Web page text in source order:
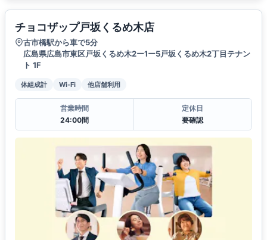
チョコザップ戸坂くるめ木店
古市橋駅から車で5分
広島県広島市東区戸坂くるめ木2ー1ー5戸坂くるめ木2丁目テナン
ト 1F
体組成計 Wi-Fi 他店舗利用
営業時間
24:00間
定休日
要確認